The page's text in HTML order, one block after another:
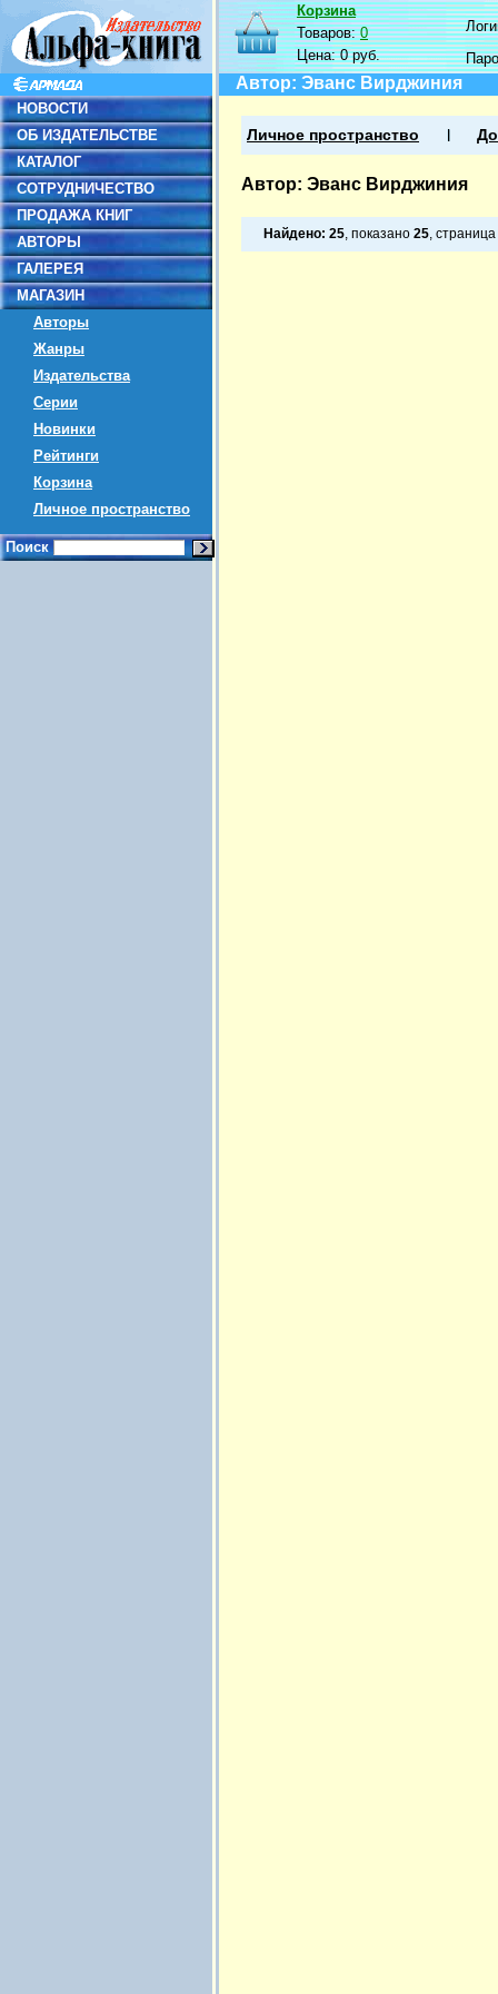
НОВОСТИ
ОБ ИЗДАТЕЛЬСТВЕ
КАТАЛОГ
СОТРУДНИЧЕСТВО
ПРОДАЖА КНИГ
АВТОРЫ
ГАЛЕРЕЯ
МАГАЗИН
Авторы
Жанры
Издательства
Серии
Новинки
Рейтинги
Корзина
Личное пространство
Поиск
Корзина
Товаров:0
Цена:0 руб.
Автор: Эванс Вирджиния
Личное пространство
Автор: Эванс Вирджиния
Найдено: 25, показано 25, страница